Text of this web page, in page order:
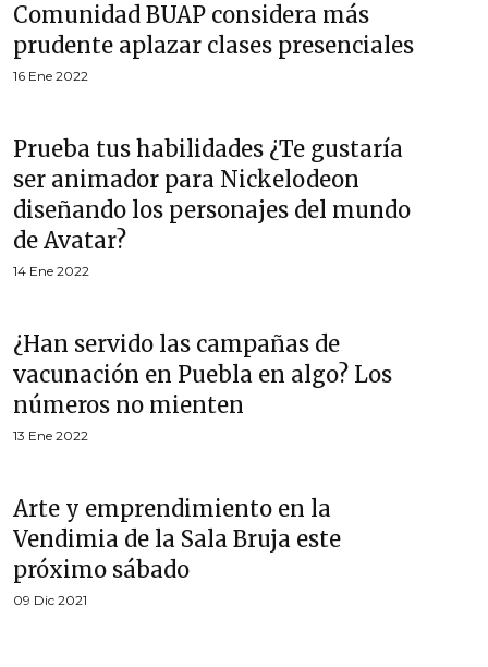
Comunidad BUAP considera más
prudente aplazar clases presenciales
16 Ene 2022
Prueba tus habilidades ¿Te gustaría
ser animador para Nickelodeon
diseñando los personajes del mundo
de Avatar?
14 Ene 2022
¿Han servido las campañas de
vacunación en Puebla en algo? Los
números no mienten
13 Ene 2022
Arte y emprendimiento en la
Vendimia de la Sala Bruja este
próximo sábado
09 Dic 2021